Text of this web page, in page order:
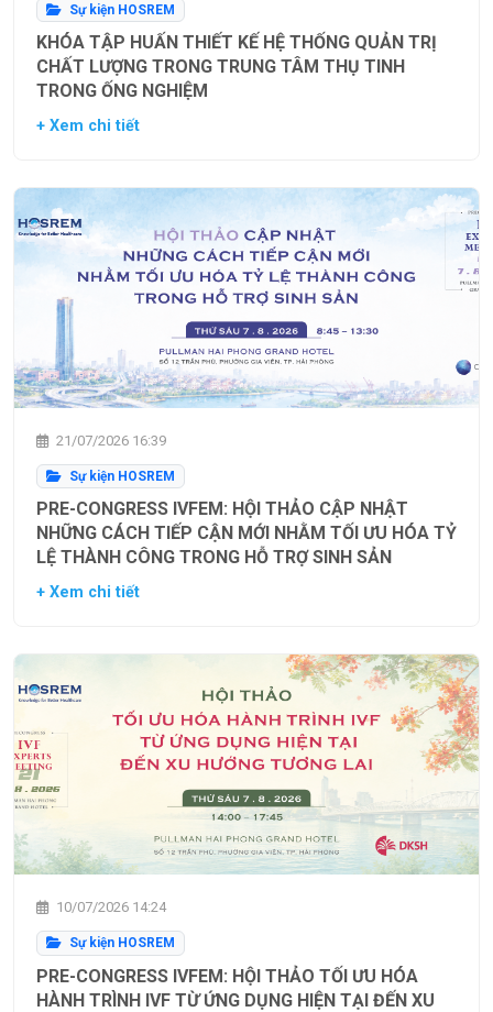
Sự kiện HOSREM
KHÓA TẬP HUẤN THIẾT KẾ HỆ THỐNG QUẢN TRỊ
CHẤT LƯỢNG TRONG TRUNG TÂM THỤ TINH
TRONG ỐNG NGHIỆM
+ Xem chi tiết
21/07/2026 16:39
Sự kiện HOSREM
PRE-CONGRESS IVFEM: HỘI THẢO CẬP NHẬT
NHỮNG CÁCH TIẾP CẬN MỚI NHẰM TỐI ƯU HÓA TỶ
LỆ THÀNH CÔNG TRONG HỖ TRỢ SINH SẢN
+ Xem chi tiết
10/07/2026 14:24
Sự kiện HOSREM
PRE-CONGRESS IVFEM: HỘI THẢO TỐI ƯU HÓA
HÀNH TRÌNH IVF TỪ ỨNG DỤNG HIỆN TẠI ĐẾN XU